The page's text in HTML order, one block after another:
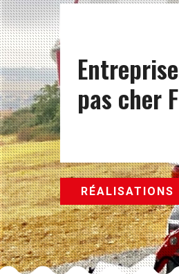
pas cher
RÉALISATIONS